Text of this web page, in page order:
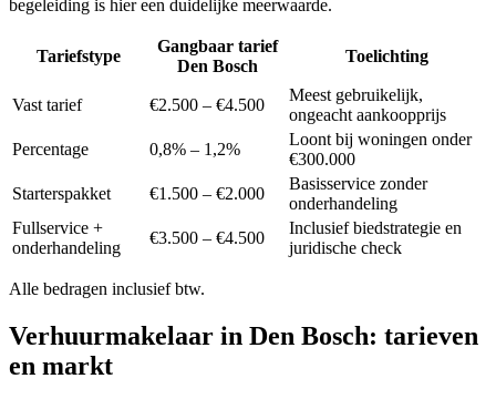
begeleiding is hier een duidelijke meerwaarde.
Tariefstype
Gangbaar tarief
Den Bosch
Toelichting
Vast tarief €2.500 – €4.500
Meest gebruikelijk,
ongeacht aankoopprijs
Percentage
0,8% – 1,2%
Loont bij woningen onder
€300.000
Starterspakket
€1.500 – €2.000
Basisservice zonder
onderhandeling
Fullservice +
onderhandeling
€3.500 – €4.500
Inclusief biedstrategie en
juridische check
Alle bedragen inclusief btw.
Verhuurmakelaar in Den Bosch: tarieven
en markt